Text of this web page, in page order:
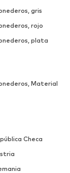
gris
rojo
plata
Material
Checa